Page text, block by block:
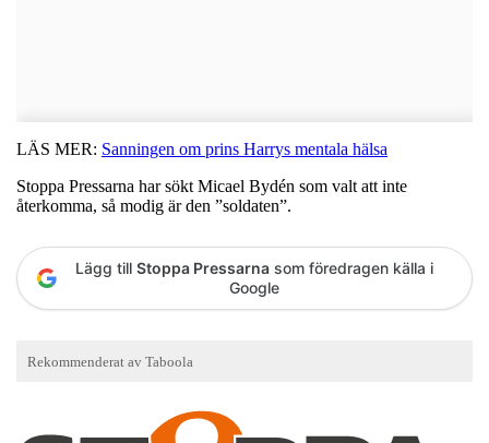
LÄS MER: Sanningen om prins Harrys mentala hälsa
Stoppa Pressarna har sökt Micael Bydén som valt att inte
återkomma, så modig är den ”soldaten”.
Lägg till Stoppa Pressarna som föredragen källa i
Google